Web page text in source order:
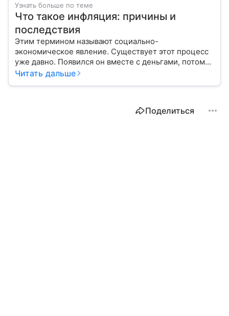
Узнать больше по теме
Что такое инфляция: причины и
последствия
Этим термином называют социально-
экономическое явление. Существует этот процесс
уже давно. Появился он вместе с деньгами, потому
что эти составляющие неразрывно связаны друг с
Читать дальше
Поделиться